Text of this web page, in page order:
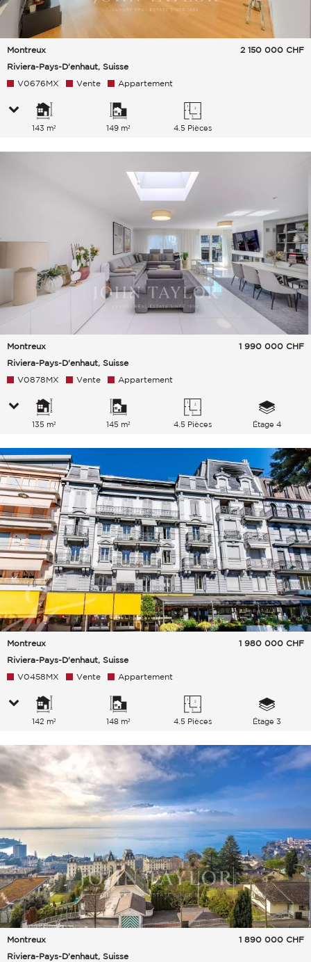
Montreux
Riviera-Pays-D'enhaut, Suisse
2 150 000 CHF
V0676MX Vente Appartement
143 m² 149 m² 4.5 Pièces
Montreux
Riviera-Pays-D'enhaut, Suisse
1 990 000 CHF
V0878MX Vente Appartement
135 m² 145 m² 4.5 Pièces Étage 4
Montreux
Riviera-Pays-D'enhaut, Suisse
1 980 000 CHF
V0458MX Vente Appartement
142 m² 148 m² 4.5 Pièces Étage 3
Montreux
Riviera-Pays-D'enhaut, Suisse
1 890 000 CHF